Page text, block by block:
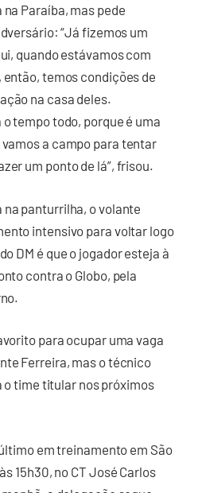
Paraíba, mas pede
“Já fizemos um
quando estávamos com
então, temos condições de
na casa deles.
tempo todo, porque é uma
a campo para tentar
um ponto de lá”, frisou.
panturrilha, o volante
intensivo para voltar logo
DM é que o jogador esteja à
contra o Globo, pela
para ocupar uma vaga
Ferreira, mas o técnico
time titular nos próximos
em treinamento em São
15h30, no CT José Carlos